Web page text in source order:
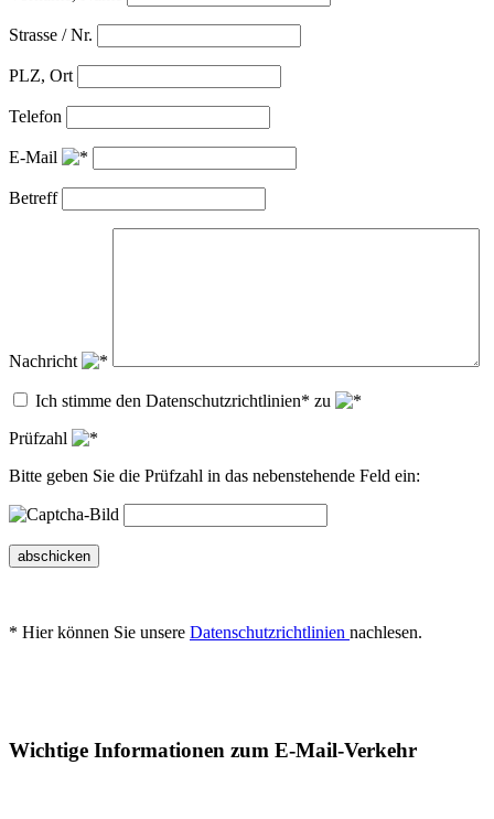
Strasse / Nr.
PLZ, Ort
Telefon
E-Mail
Betreff
Nachricht
Ich stimme den Datenschutzrichtlinien* zu
Prüfzahl
Bitte geben Sie die Prüfzahl in das nebenstehende Feld ein:
abschicken
* Hier können Sie unsere Datenschutzrichtlinien nachlesen.
Wichtige Informationen zum E-Mail-Verkehr